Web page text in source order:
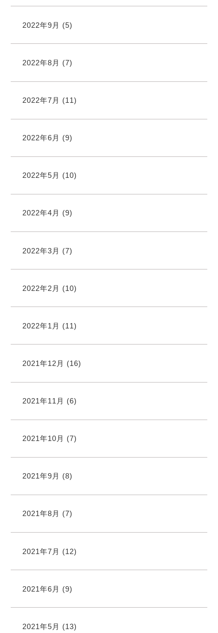
2022年9月 (5)
2022年8月 (7)
2022年7月 (11)
2022年6月 (9)
2022年5月 (10)
2022年4月 (9)
2022年3月 (7)
2022年2月 (10)
2022年1月 (11)
2021年12月 (16)
2021年11月 (6)
2021年10月 (7)
2021年9月 (8)
2021年8月 (7)
2021年7月 (12)
2021年6月 (9)
2021年5月 (13)